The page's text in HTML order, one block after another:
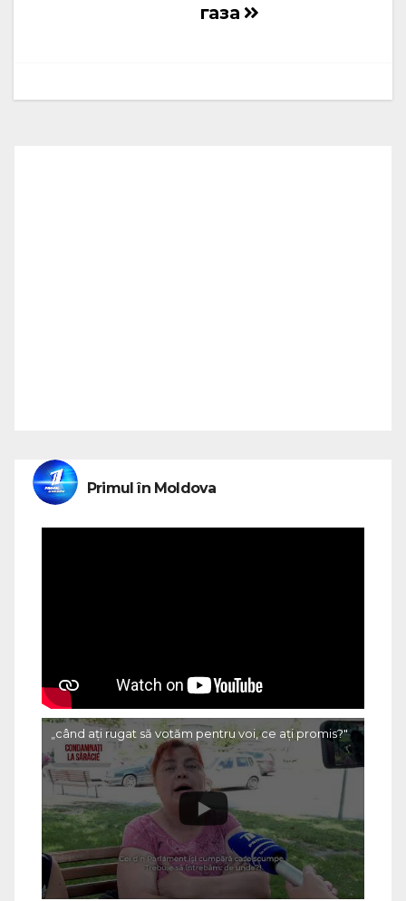
газа
Primul în Moldova
„când ați rugat să votăm pentru voi, ce ați promis?"